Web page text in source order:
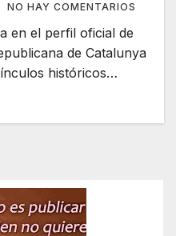
NO HAY COMENTARIOS
en el perfil oficial de
de Catalunya
históricos…